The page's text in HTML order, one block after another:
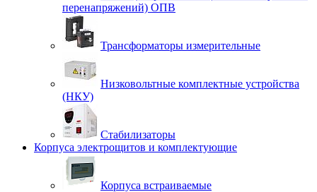
перенапряжений) ОПВ
Трансформаторы измерительные
Низковольтные комплектные устройства
(НКУ)
Стабилизаторы
Корпуса электрощитов и комплектующие
Корпуса встраиваемые